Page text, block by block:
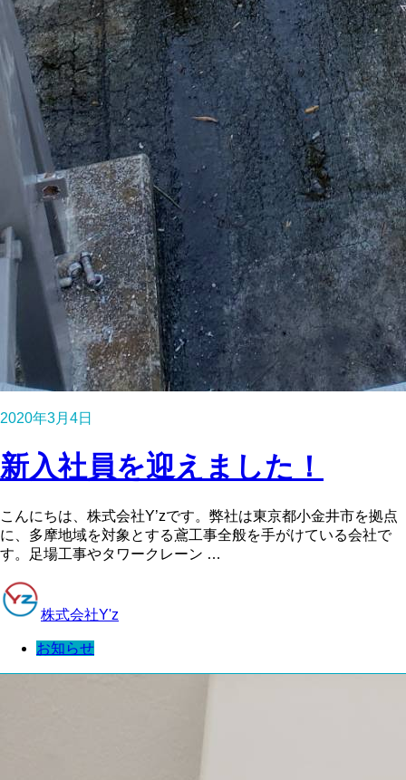
2020年3月4日
新入社員を迎えました！
こんにちは、株式会社Y’zです。弊社は東京都小金井市を拠点
に、多摩地域を対象とする鳶工事全般を手がけている会社で
す。足場工事やタワークレーン …
株式会社Y'z
お知らせ